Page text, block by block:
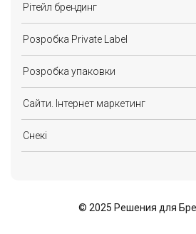
Рітейл брендинг
Розробка Private Label
Розробка упаковки
Сайти. Інтернет маркетинг
Снекі
© 2025 Решения для